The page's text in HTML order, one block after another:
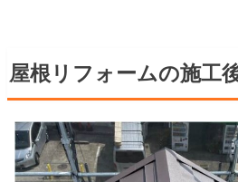
屋根リフォームの施工